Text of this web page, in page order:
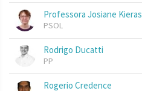
Professora Josiane Kieras
PSOL
Rodrigo Ducatti
PP
Rogerio Credence